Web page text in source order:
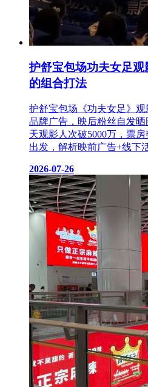
护舒宝包场功夫女足
的组合打法
护舒宝包场《功夫女足》
品牌广告，映后粉丝自发
天观影人次破5000万，票
出发，解析映前广告+线下
2026-07-26